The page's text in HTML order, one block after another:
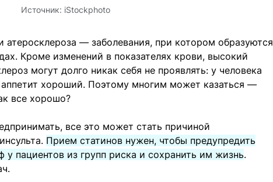
Источник: iStockphoto
атеросклероза — заболевания, при котором образуются
Кроме изменений в показателях крови, высокий
могут долго никак себя не проявлять: у человека
аппетит хороший. Поэтому многим может казаться —
все хорошо?
все это может стать причиной
Прием статинов нужен, чтобы предупредить
у пациентов из групп риска и сохранить им жизнь.